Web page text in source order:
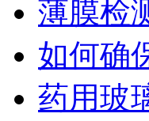
薄膜检
如何确
药用玻